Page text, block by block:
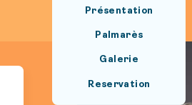
Présentation
Palmarès
Galerie
Reservation